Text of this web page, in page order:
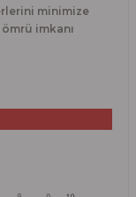
minimize
imkanı